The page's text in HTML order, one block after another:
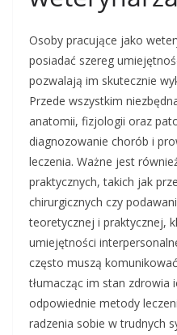
Osoby pracujące jako
posiadać szereg
pozwalają im skutecznie
Przede wszystkim
anatomii, fizjologii oraz
diagnozowanie chorób i
leczenia. Ważne jest
praktycznych, takich jak
chirurgicznych czy
teoretycznej i praktycznej,
umiejętności
często muszą
tłumacząc im stan zdrowia
odpowiednie metody
radzenia sobie w trudnych